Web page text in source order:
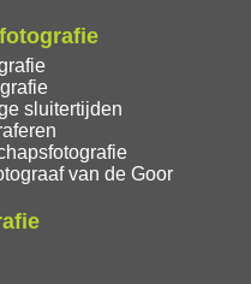
sluitertijden
van de Goor